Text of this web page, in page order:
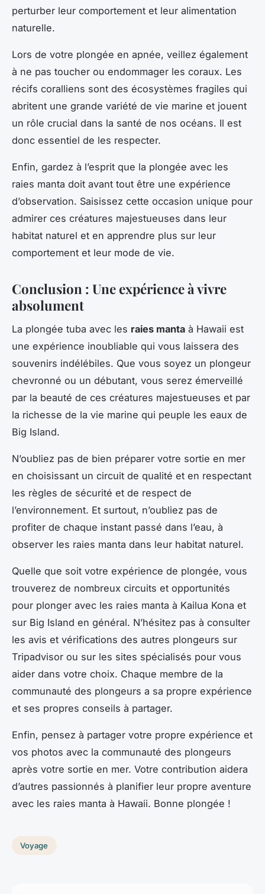
perturber leur comportement et leur alimentation
naturelle.
Lors de votre plongée en apnée, veillez également
à ne pas toucher ou endommager les coraux. Les
récifs coralliens sont des écosystèmes fragiles qui
abritent une grande variété de vie marine et jouent
un rôle crucial dans la santé de nos océans. Il est
donc essentiel de les respecter.
Enfin, gardez à l’esprit que la plongée avec les
raies manta doit avant tout être une expérience
d’observation. Saisissez cette occasion unique pour
admirer ces créatures majestueuses dans leur
habitat naturel et en apprendre plus sur leur
comportement et leur mode de vie.
Conclusion : Une expérience à vivre
absolument
La plongée tuba avec les raies manta à Hawaii est
une expérience inoubliable qui vous laissera des
souvenirs indélébiles. Que vous soyez un plongeur
chevronné ou un débutant, vous serez émerveillé
par la beauté de ces créatures majestueuses et par
la richesse de la vie marine qui peuple les eaux de
Big Island.
N’oubliez pas de bien préparer votre sortie en mer
en choisissant un circuit de qualité et en respectant
les règles de sécurité et de respect de
l’environnement. Et surtout, n’oubliez pas de
profiter de chaque instant passé dans l’eau, à
observer les raies manta dans leur habitat naturel.
Quelle que soit votre expérience de plongée, vous
trouverez de nombreux circuits et opportunités
pour plonger avec les raies manta à Kailua Kona et
sur Big Island en général. N’hésitez pas à consulter
les avis et vérifications des autres plongeurs sur
Tripadvisor ou sur les sites spécialisés pour vous
aider dans votre choix. Chaque membre de la
communauté des plongeurs a sa propre expérience
et ses propres conseils à partager.
Enfin, pensez à partager votre propre expérience et
vos photos avec la communauté des plongeurs
après votre sortie en mer. Votre contribution aidera
d’autres passionnés à planifier leur propre aventure
avec les raies manta à Hawaii. Bonne plongée !
Voyage